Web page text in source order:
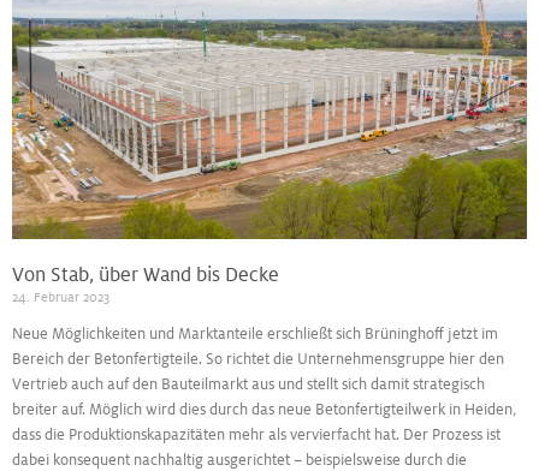
Von Stab, über Wand bis Decke
24. Februar 2023
Neue Möglichkeiten und Marktanteile erschließt sich Brüninghoff jetzt im
Bereich der Betonfertigteile. So richtet die Unternehmensgruppe hier den
Vertrieb auch auf den Bauteilmarkt aus und stellt sich damit strategisch
breiter auf. Möglich wird dies durch das neue Betonfertigteilwerk in Heiden,
dass die Produktionskapazitäten mehr als vervierfacht hat. Der Prozess ist
dabei konsequent nachhaltig ausgerichtet – beispielsweise durch die